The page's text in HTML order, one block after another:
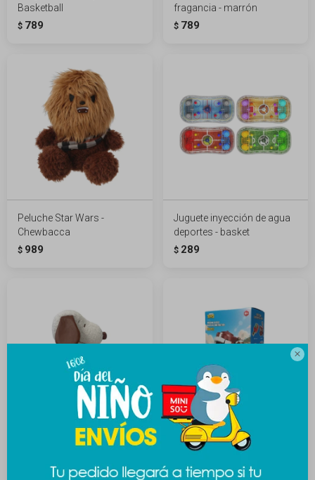

Basketball
$ 789
fragancia - marrón
$ 789
Peluche Star Wars -
Chewbacca
$ 989
Juguete inyección de agua
deportes - basket
$ 289
Peluche Snoopy sentado -
Bloques para armar sport -
$ 219